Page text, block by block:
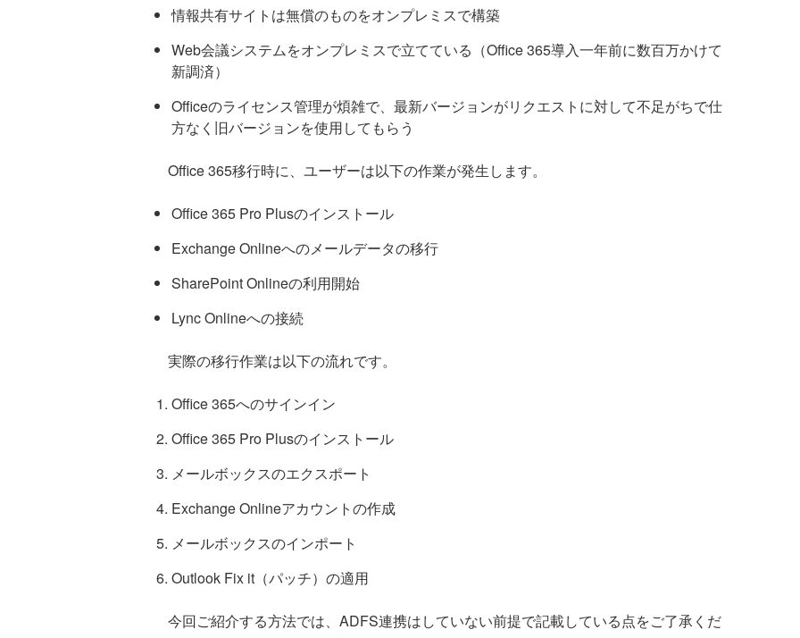
情報共有サイトは無償のものをオンプレミスで構築
Web会議システムをオンプレミスで立てている（Office 365導入一年前に数百万かけて
新調済）
Officeのライセンス管理が煩雑で、最新バージョンがリクエストに対して不足がちで仕
方なく旧バージョンを使用してもらう
Office 365移行時に、ユーザーは以下の作業が発生します。
Office 365 Pro Plusのインストール
Exchange Onlineへのメールデータの移行
SharePoint Onlineの利用開始
Lync Onlineへの接続
実際の移行作業は以下の流れです。
Office 365へのサインイン
Office 365 Pro Plusのインストール
メールボックスのエクスポート
Exchange Onlineアカウントの作成
メールボックスのインポート
Outlook Fix it（パッチ）の適用
今回ご紹介する方法では、ADFS連携はしていない前提で記載している点をご了承くだ